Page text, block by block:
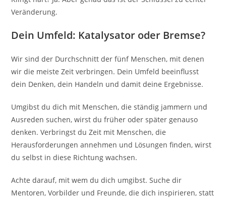
Veränderung.
Dein Umfeld: Katalysator oder Bremse?
Wir sind der Durchschnitt der fünf Menschen, mit denen
wir die meiste Zeit verbringen. Dein Umfeld beeinflusst
dein Denken, dein Handeln und damit deine Ergebnisse.
Umgibst du dich mit Menschen, die ständig jammern und
Ausreden suchen, wirst du früher oder später genauso
denken. Verbringst du Zeit mit Menschen, die
Herausforderungen annehmen und Lösungen finden, wirst
du selbst in diese Richtung wachsen.
Achte darauf, mit wem du dich umgibst. Suche dir
Mentoren, Vorbilder und Freunde, die dich inspirieren, statt